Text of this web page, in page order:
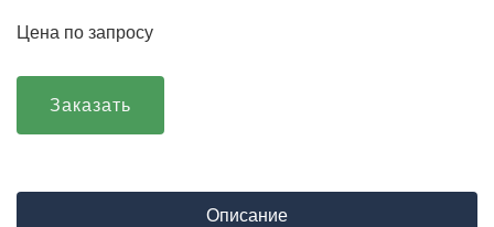
Цена по запросу
Заказать
Описание